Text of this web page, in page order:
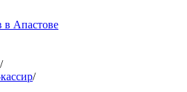
в Апастове
/
/